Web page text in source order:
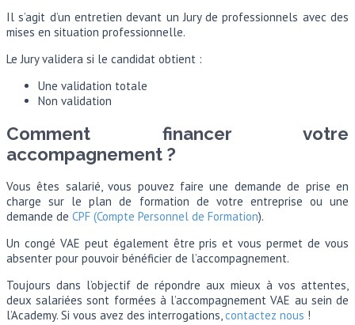
Il s’agit d’un entretien devant un Jury de professionnels avec des
mises en situation professionnelle.
Le Jury validera si le candidat obtient :
Une validation totale
Non validation
Comment financer votre
accompagnement ?
Vous êtes salarié, vous pouvez faire une demande de prise en
charge sur le plan de formation de votre entreprise ou une
demande de CPF (Compte Personnel de Formation).
Un congé VAE peut également être pris et vous permet de vous
absenter pour pouvoir bénéficier de l’accompagnement.
Toujours dans l’objectif de répondre aux mieux à vos attentes,
deux salariées sont formées à l’accompagnement VAE au sein de
l’Academy. Si vous avez des interrogations,contactez nous !